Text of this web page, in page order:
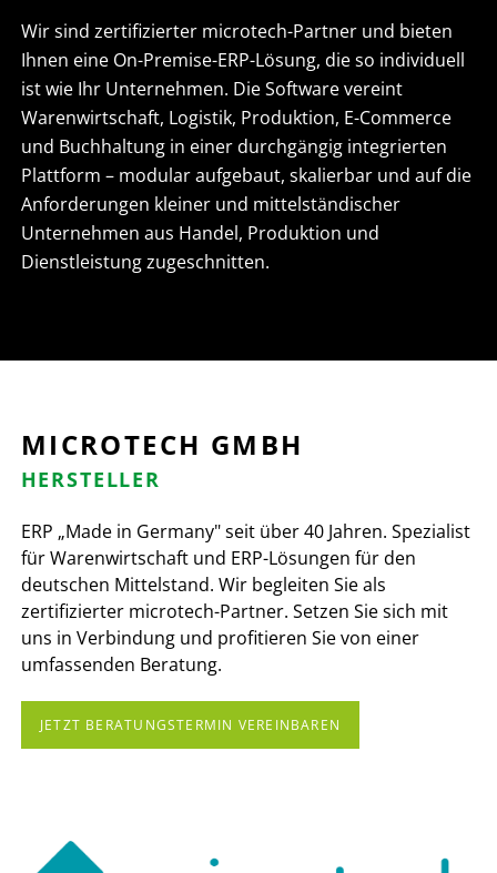
Wir sind zertifizierter microtech-Partner und bieten
Ihnen eine On-Premise-ERP-Lösung, die so individuell
ist wie Ihr Unternehmen. Die Software vereint
Warenwirtschaft, Logistik, Produktion, E-Commerce
und Buchhaltung in einer durchgängig integrierten
Plattform – modular aufgebaut, skalierbar und auf die
Anforderungen kleiner und mittelständischer
Unternehmen aus Handel, Produktion und
Dienstleistung zugeschnitten.
MICROTECH GMBH
HERSTELLER
ERP „Made in Germany" seit über 40 Jahren. Spezialist
für Warenwirtschaft und ERP-Lösungen für den
deutschen Mittelstand. Wir begleiten Sie als
zertifizierter microtech-Partner. Setzen Sie sich mit
uns in Verbindung und profitieren Sie von einer
umfassenden Beratung.
JETZT BERATUNGSTERMIN VEREINBAREN